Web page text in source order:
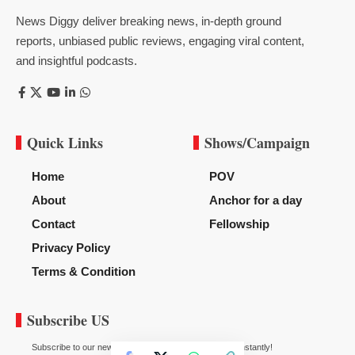
News Diggy deliver breaking news, in-depth ground
reports, unbiased public reviews, engaging viral content,
and insightful podcasts.
Quick Links
Home
About
Contact
Privacy Policy
Terms & Condition
Shows/Campaign
POV
Anchor for a day
Fellowship
Subscribe US
Subscribe to our newsletter to get our newest articles instantly!